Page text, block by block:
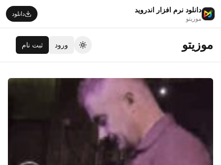
دانلود نرم افزار اندروید
موزیتو
دانلود
موزیتو تغییر تم
ورود ثبت نام